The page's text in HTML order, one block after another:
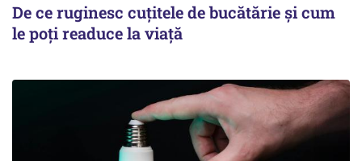
De ce ruginesc cuțitele de bucătărie și cum
le poți readuce la viață